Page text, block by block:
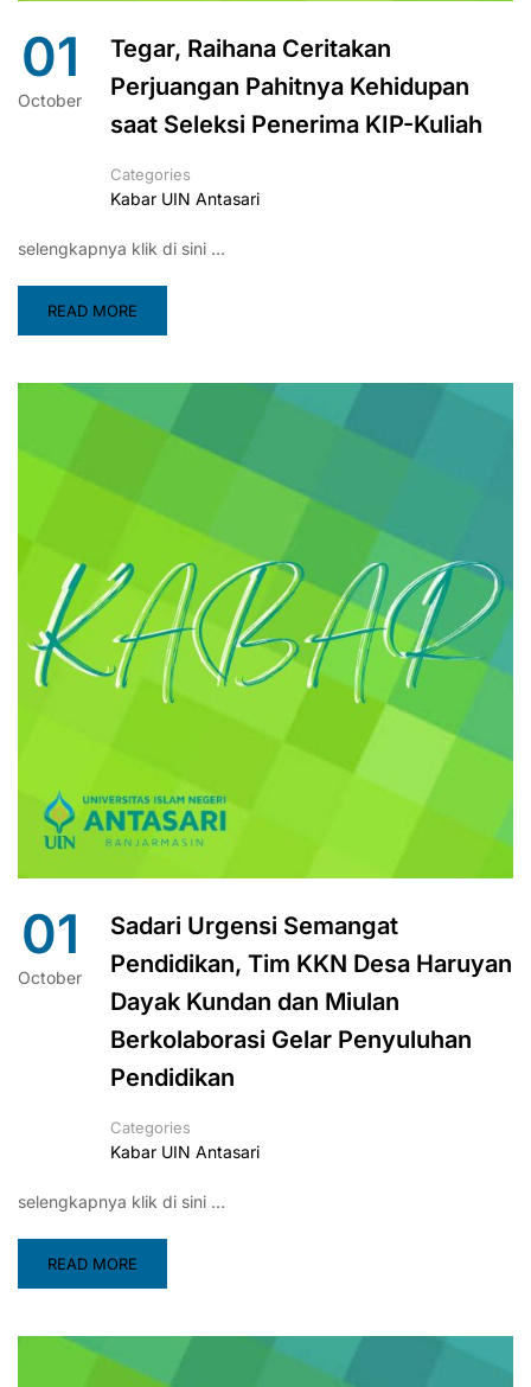
01
October
Tegar, Raihana Ceritakan
Perjuangan Pahitnya Kehidupan
saat Seleksi Penerima KIP-Kuliah
Categories
Kabar UIN Antasari
selengkapnya klik di sini …
READ MORE
01
October
Sadari Urgensi Semangat
Pendidikan, Tim KKN Desa Haruyan
Dayak Kundan dan Miulan
Berkolaborasi Gelar Penyuluhan
Pendidikan
Categories
Kabar UIN Antasari
selengkapnya klik di sini …
READ MORE